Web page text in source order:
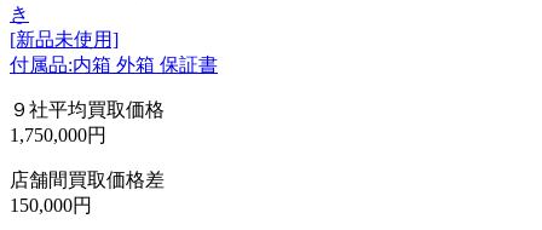
き
[新品未使用]
付属品:内箱 外箱 保証書
９社平均買取価格
1,750,000円
店舗間買取価格差
150,000円